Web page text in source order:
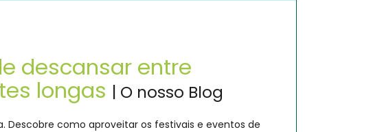
descansar entre
longas | O nosso Blog
Descobre como aproveitar os festivais e eventos de